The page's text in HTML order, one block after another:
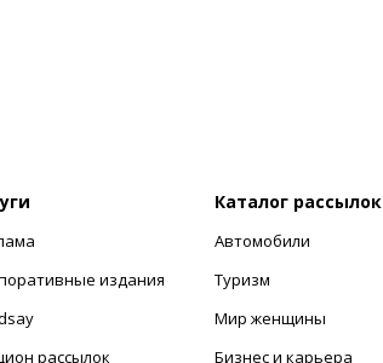
издания
рассылок
Каталог рассылок
Автомобили
Туризм
Мир женщины
Бизнес и карьера